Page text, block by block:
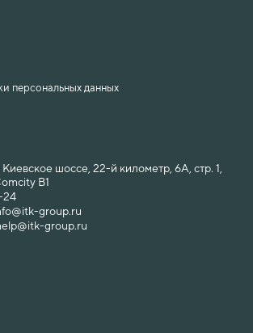
персональных данных
шоссе, 22-й километр, 6А, стр. 1,
B1
24
group.ru
group.ru